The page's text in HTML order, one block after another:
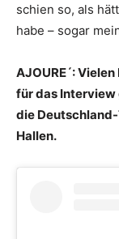
schien so, als
habe – sogar
AJOURE´:
für das Interview
die
Hallen.